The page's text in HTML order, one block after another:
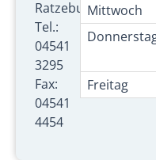
Ratzeburg
Tel.:
04541
3295
Fax:
04541
4454
Mittwoch
Freitag